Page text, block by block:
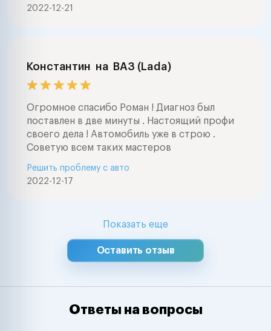
2022-12-21
Константин на ВАЗ (Lada)
Огромное спасибо Роман ! Диагноз был
поставлен в две минуты . Настоящий профи
своего дела ! Автомобиль уже в строю .
Советую всем таких мастеров
2022-12-17
Решить проблему с авто
Показать еще
Оставить отзыв
Ответы на вопросы